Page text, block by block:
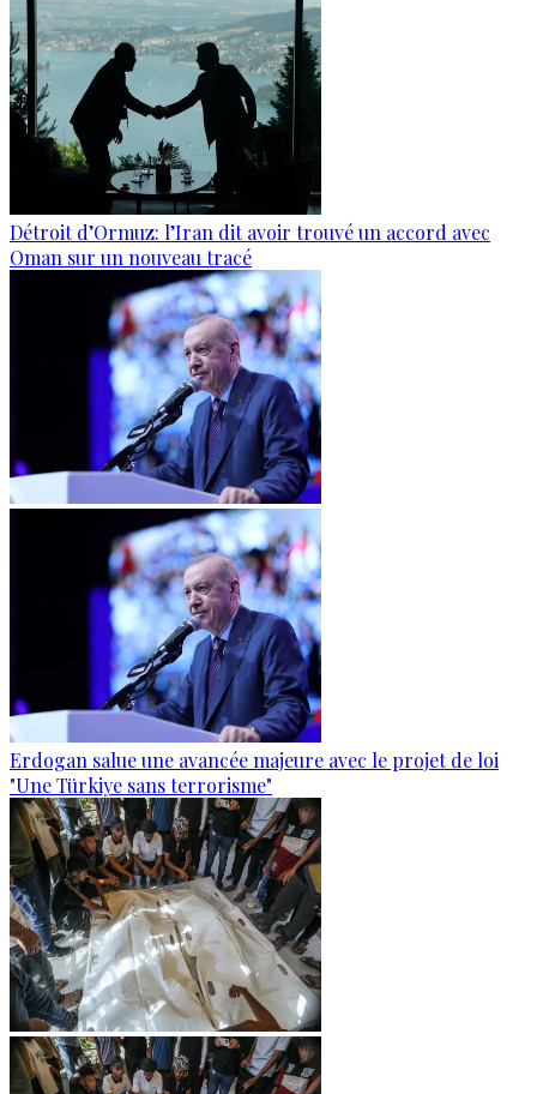
Détroit d’Ormuz: l’Iran dit avoir trouvé un accord avec
Oman sur un nouveau tracé
Erdogan salue une avancée majeure avec le projet de loi
"Une Türkiye sans terrorisme"